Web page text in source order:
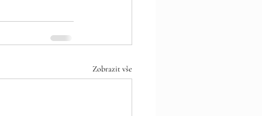
Zobrazit vše